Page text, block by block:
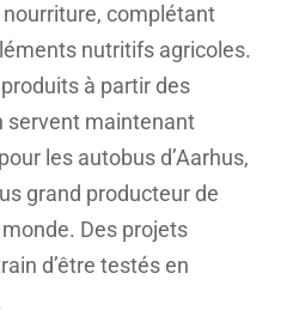
complétant
nutritifs agricoles.
à partir des
servent maintenant
les autobus d’Aarhus,
grand producteur de
Des projets
d’être testés en